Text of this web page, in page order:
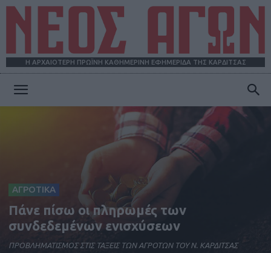
Η ΑΡΧΑΙΟΤΕΡΗ ΠΡΩΪΝΗ ΚΑΘΗΜΕΡΙΝΗ ΕΦΗΜΕΡΙΔΑ ΤΗΣ ΚΑΡΔΙΤΣΑΣ
ΑΓΡΟΤΙΚΑ
Πάνε πίσω οι πληρωμές των
συνδεδεμένων ενισχύσεων
ΠΡΟΒΛΗΜΑΤΙΣΜΟΣ ΣΤΙΣ ΤΑΞΕΙΣ ΤΩΝ ΑΓΡΟΤΩΝ ΤΟΥ Ν. ΚΑΡΔΙΤΣΑΣ